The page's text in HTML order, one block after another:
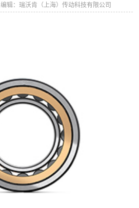
编辑：瑞沃肯（上海）传动科技有限公司